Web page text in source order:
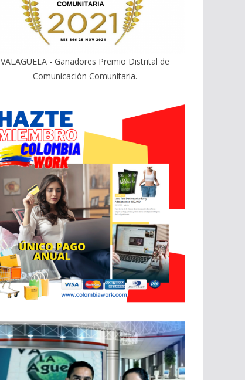
VALAGUELA - Ganadores Premio Distrital de
Comunicación Comunitaria.